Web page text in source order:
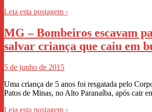
Leia esta postagem ›
MG – Bombeiros escavam
salvar criança que caiu em
5 de junho de 2015
Uma criança de 5 anos foi resgatada pelo
Patos de Minas, no Alto Paranaíba, após cair
Leia esta postagem ›